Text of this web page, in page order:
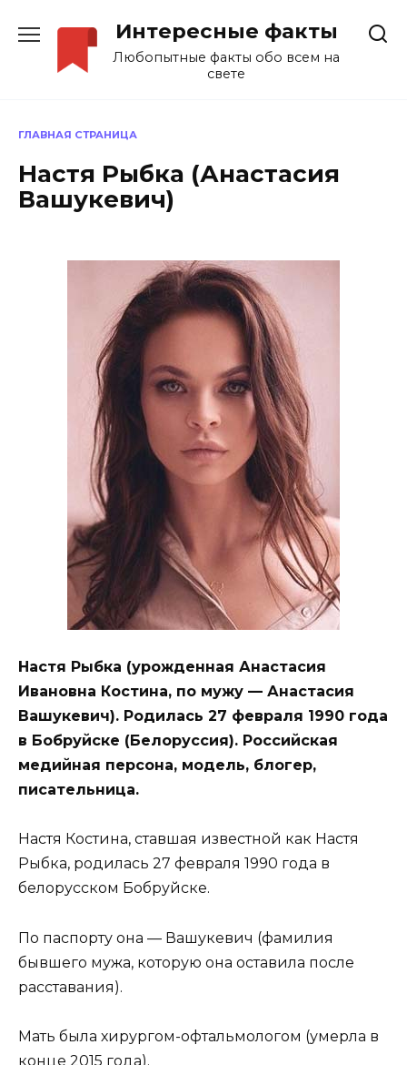
содержанию
Интересные факты
Любопытные факты обо всем на
свете
ГЛАВНАЯ СТРАНИЦА
Настя Рыбка (Анастасия
Вашукевич)
Настя Рыбка (урожденная Анастасия
Ивановна Костина, по мужу — Анастасия
Вашукевич). Родилась 27 февраля 1990 года
в Бобруйске (Белоруссия). Российская
медийная персона, модель, блогер,
писательница.
Настя Костина, ставшая известной как Настя
Рыбка, родилась 27 февраля 1990 года в
белорусском Бобруйске.
По паспорту она — Вашукевич (фамилия
бывшего мужа, которую она оставила после
расставания).
Мать была хирургом-офтальмологом (умерла в
конце 2015 года).